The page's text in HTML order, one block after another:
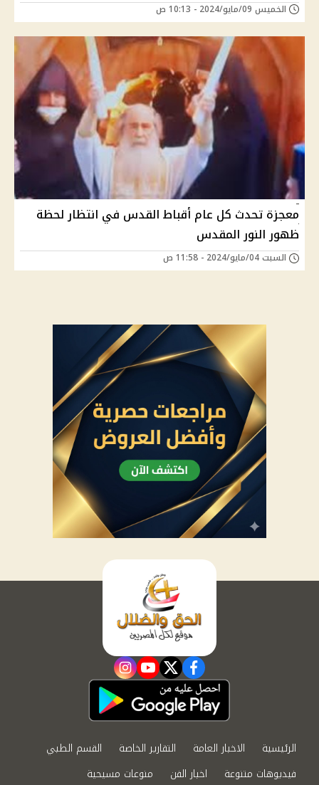
الخميس 09/مايو/2024 - 10:13 ص
معجزة تحدث كل عام أقباط القدس في انتظار لحظة
ظهور النور المقدس
السبت 04/مايو/2024 - 11:58 ص
facebook
twitter
youtube
instagram
الرئيسية الاخبار العامة التقارير الخاصة
القسم الطبي
فيديوهات متنوعة
اخبار الفن منوعات مسيحية